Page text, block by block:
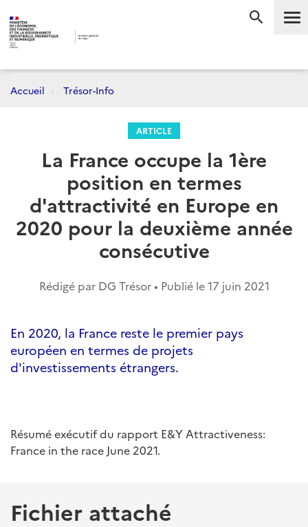
Accueil Trésor-Info
ARTICLE
La France occupe la 1ère
position en termes
d'attractivité en Europe en
2020 pour la deuxième année
consécutive
Rédigé par DG Trésor • Publié le17 juin 2021
En 2020, la France reste le premier pays
européen en termes de projets
d'investissements étrangers.
Résumé exécutif du rapport E&Y Attractiveness:
France in the race June 2021.
Fichier attaché